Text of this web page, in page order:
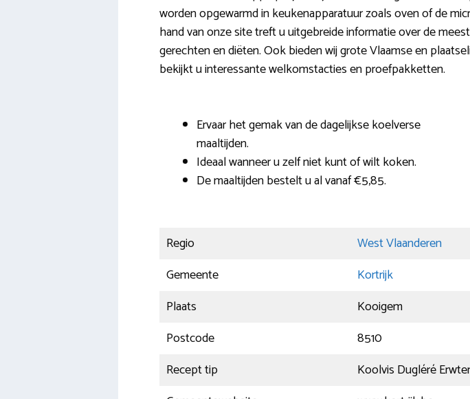
worden opgewarmd in keukenapparatuur zoals oven of de
hand van onze site treft u uitgebreide informatie over de
gerechten en diëten. Ook bieden wij grote Vlaamse en
bekijkt u interessante welkomstacties en proefpakketten.
Ervaar het gemak van de dagelijkse koelverse
maaltijden.
Ideaal wanneer u zelf niet kunt of wilt koken.
De maaltijden bestelt u al vanaf €5,85.
Regio
West Vlaanderen
Gemeente
Kortrijk
Plaats
Kooigem
Postcode
8510
Recept tip
Koolvis Dugléré